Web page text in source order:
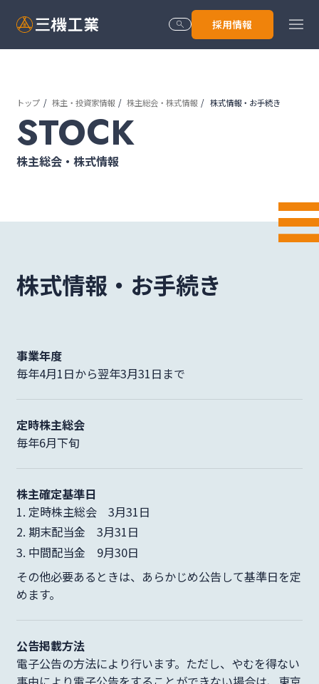
search 採用情報 menu
トップ 株主・投資家情報 株主総会・株式情報 株式情報・お手続き
STOCK
株主総会・株式情報
株式情報・お手続き
事業年度
毎年4月1日から翌年3月31日まで
定時株主総会
毎年6月下旬
株主確定基準日
定時株主総会 3月31日
期末配当金 3月31日
中間配当金 9月30日
その他必要あるときは、あらかじめ公告して基準日を定
めます。
公告掲載方法
電子公告の方法により行います。ただし、やむを得ない
トップ
会社情報
株主･投資家情報
サステナビリティ
統合報告書
mailお問い合わせ･資料請求
language日本語English